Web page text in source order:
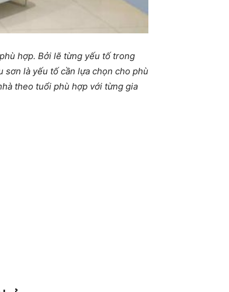
hợp. Bởi lẽ từng yếu tố trong
là yếu tố cần lựa chọn cho phù
theo tuổi phù hợp với từng gia